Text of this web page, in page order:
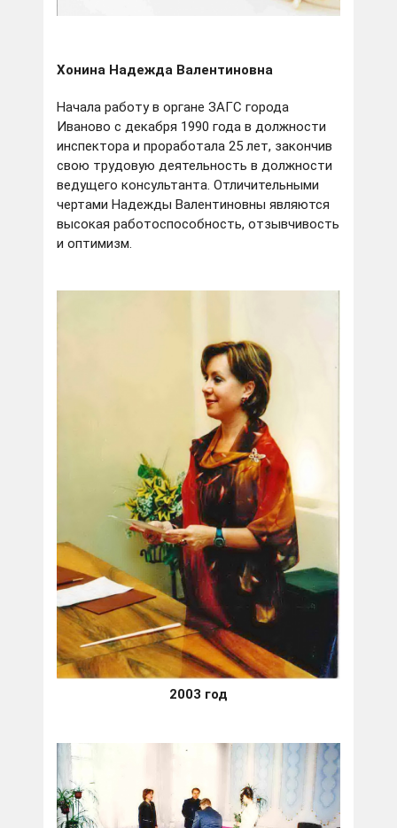
Хонина Надежда Валентиновна
Начала работу в органе ЗАГС города
Иваново с декабря 1990 года в должности
инспектора и проработала 25 лет, закончив
свою трудовую деятельность в должности
ведущего консультанта. Отличительными
чертами Надежды Валентиновны являются
высокая работоспособность, отзывчивость
и оптимизм.
2003 год